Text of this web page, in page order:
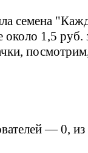
семена
около 1,5 руб.
—0,